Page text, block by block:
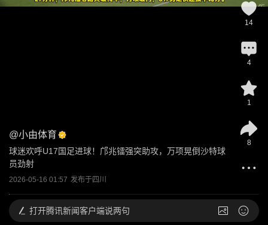
@小由体育
球迷欢呼U17国足进球！邝兆镭强突助攻，万项晃倒沙特球
员劲射
2026-05-16 01:57 发布于四川
14
4
1
8
打开腾讯新闻客户端说两句